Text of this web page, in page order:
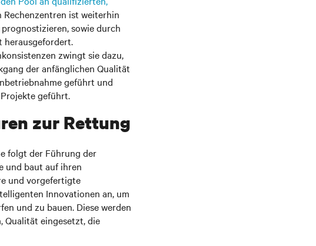
Rechenzentren ist weiterhin
sowie durch
herausgefordert.
zwingt sie dazu,
der anfänglichen Qualität
geführt und
geführt.
zur Rettung
folgt der Führung der
und baut auf ihren
und vorgefertigte
Innovationen an, um
und zu bauen. Diese werden
Qualität eingesetzt, die